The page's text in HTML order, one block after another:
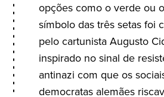
opções como o verde ou
símbolo das três setas foi
pelo cartunista Augusto
inspirado no sinal de
antinazi com que os
democratas alemães